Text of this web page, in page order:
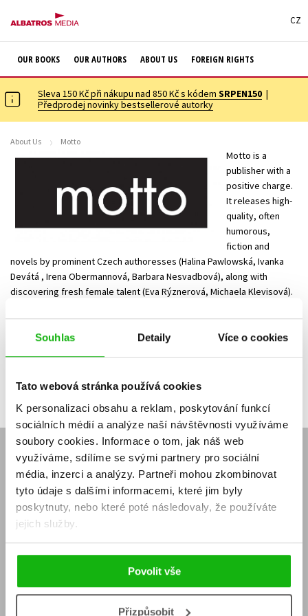
Souhlas Detaily Více o cookies
Tato webová stránka používá cookies
K personalizaci obsahu a reklam, poskytování funkcí
sociálních médií a analýze naší návštěvnosti využíváme
soubory cookies. Informace o tom, jak náš web
využíváme, sdílíme se svými partnery pro sociální
média, inzerci a analýzy. Partneři mohou zkombinovat
tyto údaje s dalšími informacemi, které jim byly
poskytnuty, nebo které poté následovaly, že používáte
jejich služby.
Povolit vše
Přizpůsobit
CZ
OUR BOOKS OUR AUTHORS ABOUT US FOREIGN RIGHTS
Sleva 150 Kč při nákupu nad 850 Kč s kódem SRPEN150 |
Předprodej novinky bestsellerové autorky
About Us Motto
Motto is a
publisher with a
positive charge.
It releases high-
quality, often
humorous,
fiction and
novels by prominent Czech authoresses (Halina Pawlowská, Ivanka
Devátá , Irena Obermannová, Barbara Nesvadbová), along with
discovering fresh female talent (Eva Rýznerová, Michaela Klevisová).
that combine recipes with love stories: You Were Saying, Ti Amo and
Lunch in Paris.
to an audience of both genders.
ABOUT US
About Albatros Media
Mission & Values
Corporate Social Responsibility
CONTACTS
Headquarters
Editors-in-Chief
Planning and Strategy Manager